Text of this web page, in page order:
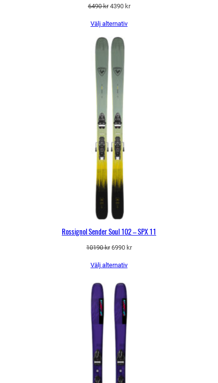
6490kr Det
priset
6490 kr.
4390 krDet
Välj alternativ
Rossignol Sender Soul 102 – SPX 11
10190kr Det
priset
10190 kr.
6990 krDet
Välj alternativ